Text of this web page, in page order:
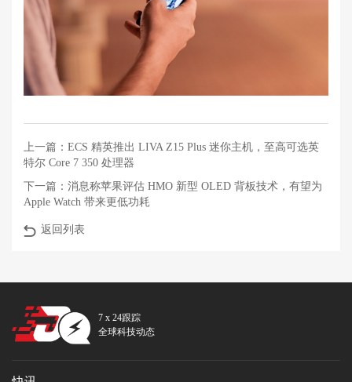
上一篇： ECS 精英推出 LIVA Z15 Plus 迷你主机，至高可选英
特尔 Core 7 350 处理器
下一篇： 消息称苹果评估 HMO 新型 OLED 背板技术，有望为
Apple Watch 带来更低功耗
返回列表
7 x 24跟踪
全球科技动态